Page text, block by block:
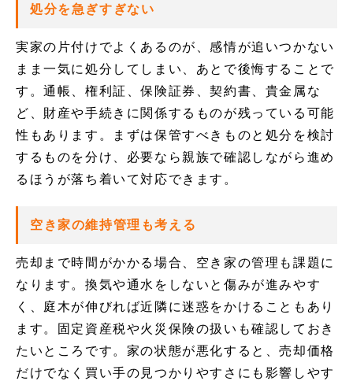
処分を急ぎすぎない
実家の片付けでよくあるのが、感情が追いつかない
まま一気に処分してしまい、あとで後悔することで
す。通帳、権利証、保険証券、契約書、貴金属な
ど、財産や手続きに関係するものが残っている可能
性もあります。まずは保管すべきものと処分を検討
するものを分け、必要なら親族で確認しながら進め
るほうが落ち着いて対応できます。
空き家の維持管理も考える
売却まで時間がかかる場合、空き家の管理も課題に
なります。換気や通水をしないと傷みが進みやす
く、庭木が伸びれば近隣に迷惑をかけることもあり
ます。固定資産税や火災保険の扱いも確認しておき
たいところです。家の状態が悪化すると、売却価格
だけでなく買い手の見つかりやすさにも影響しやす